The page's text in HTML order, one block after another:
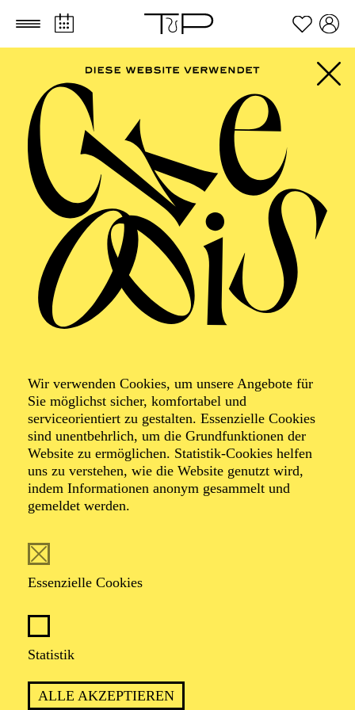
Zum Hauptinhalt springen Zum Footer springen
Wir verwenden Cookies, um unsere Angebote für
Sie möglichst sicher, komfortabel und
serviceorientiert zu gestalten. Essenzielle Cookies
sind unentbehrlich, um die Grundfunktionen der
Website zu ermöglichen. Statistik-Cookies helfen
uns zu verstehen, wie die Website genutzt wird,
indem Informationen anonym gesammelt und
gemeldet werden.
Essenzielle Cookies
Statistik
ALLE AKZEPTIEREN
Foto: Björn Hickmann
Patrick Jaskolka
seiner Generation. Seine Arbeit umfasst